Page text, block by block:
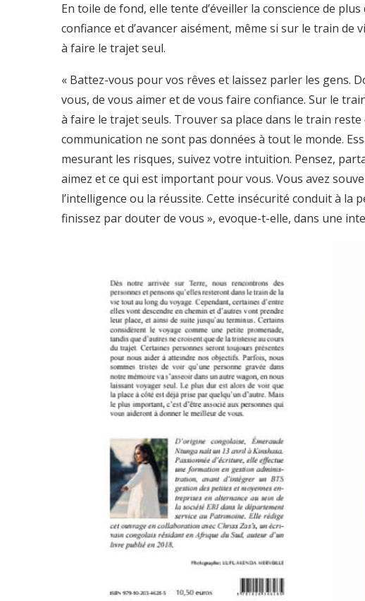
En toile de fond, elle tente d’éveiller la conscience de
confiance et d’avancer aisément, même si sur le train
à faire le trajet seul.
« Battez-vous pour vos rêves et laissez parler les gens.
vous, de vous aimer et de vous faire confiance. Sur le
à faire le trajet seuls. Trouver sa place dans le train
communication ne sont pas données à tout le monde.
mesurant les risques, suivez votre intuition. Pensez,
aimez et ce qui est important pour vous. Vous avez
l’intelligence ou la réussite. Cette insécurité conduit à la
finissez par douter de vous », evoque-t-elle, dans une